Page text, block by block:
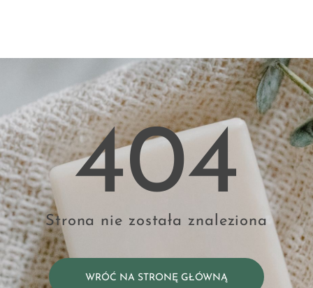
404
Strona nie została znaleziona
WRÓĆ NA STRONĘ GŁÓWNĄ